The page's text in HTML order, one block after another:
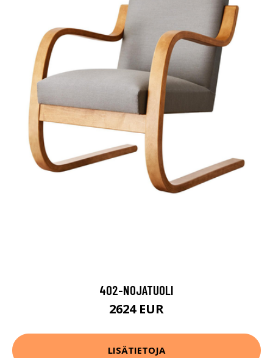
402-NOJATUOLI
2624 EUR
LISÄTIETOJA